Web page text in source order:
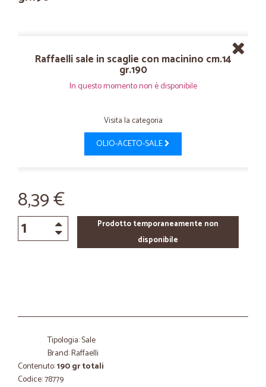
Raffaelli sale in scaglie con macinino cm.14
gr.190
In questo momento non è disponibile
Visita la categoria
OLIO-ACETO-SALE
8,39 €
Prodotto temporaneamente non
disponibile
Tipologia: Sale
Brand: Raffaelli
Contenuto:190 gr totali
Codice: 78779